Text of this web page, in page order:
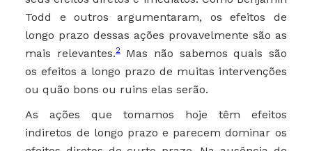
Todd e outros argumentaram, os efeitos de
longo prazo dessas ações provavelmente são as
mais relevantes.2Mas não sabemos quais são
os efeitos a longo prazo de muitas intervenções
ou quão bons ou ruins elas serão.
As ações que tomamos hoje têm efeitos
indiretos de longo prazo e parecem dominar os